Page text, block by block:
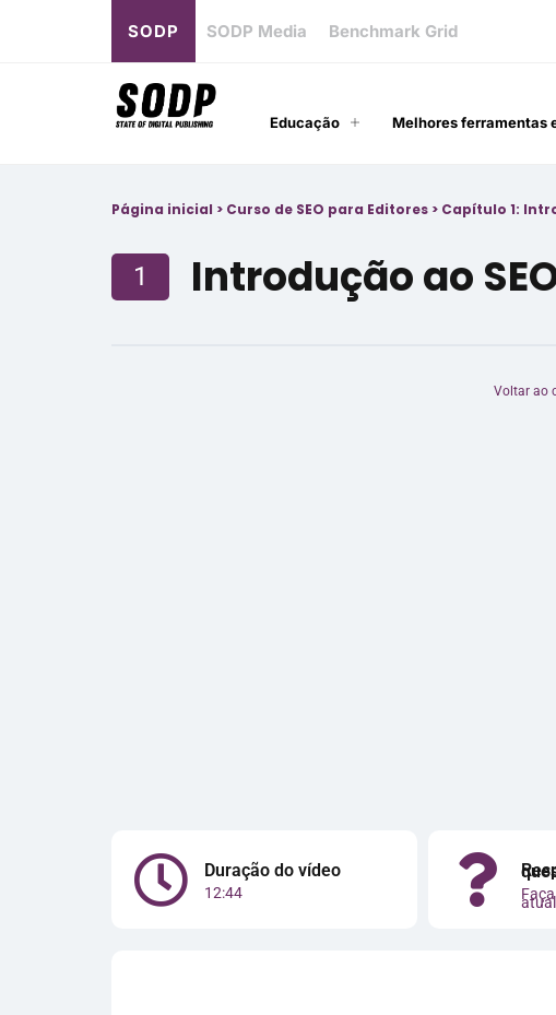
SODP SODP Media Benchmark Grid
Educação Melhores ferramentas
Página inicial > Curso de SEO para Editores > Capítulo 1:
1 Introdução ao
Voltar ao
Duração do vídeo
12:44
atual